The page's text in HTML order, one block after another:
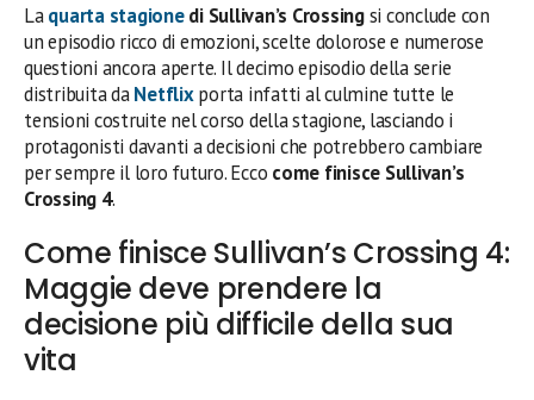
Laquarta stagionedi Sullivan’s Crossingsi conclude con
un episodio ricco di emozioni, scelte dolorose e numerose
questioni ancora aperte. Il decimo episodio della serie
distribuita daNetflixporta infatti al culmine tutte le
tensioni costruite nel corso della stagione, lasciando i
protagonisti davanti a decisioni che potrebbero cambiare
per sempre il loro futuro. Ecco come finisce Sullivan’s
Crossing 4.
Come finisce Sullivan’s Crossing 4:
Maggie deve prendere la
decisione più difficile della sua
vita